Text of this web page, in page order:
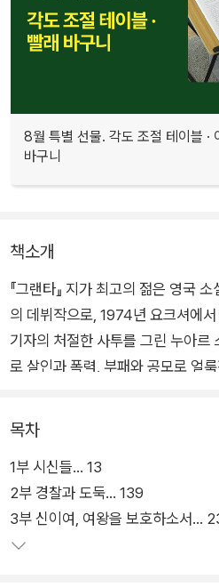
8월 특별 선물. 각도 조절 테이블 ·
바구니
책소개
『그랜타』 지가 최고의 젊은 영국
의 데뷔작으로, 1974년 요크셔에
기자의 처절한 사투를 그린 누아르
로 살인과 폭력, 부패와 공모로 얼
내면의 독백 등 모방이 불가한 스타
는 새로운 범죄소설의 장르를 열었
이후 경찰, 파견수사관, 변호사 등
내세워 『1977』 『1980』 『1983』
한 시대상을 적나라하게 담아냈고
목차
1부 시신들… 13
2부 경찰과 도둑… 139
3부 신이여, 여왕을 보호하소서…